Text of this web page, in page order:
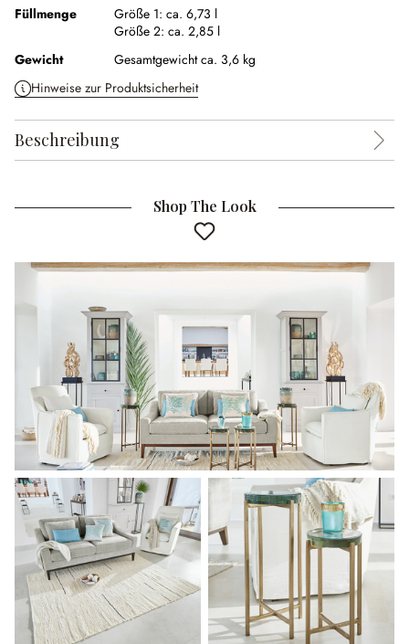
Füllmenge
Größe 1: ca. 6,73 l
Größe 2: ca. 2,85 l
Gewicht
Gesamtgewicht ca. 3,6 kg
Hinweise zur Produktsicherheit
Beschreibung
Shop The Look